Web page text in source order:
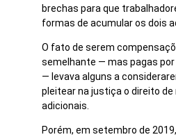
brechas para que
formas de acumular os dois
O fato de serem
semelhante — mas pagas
— levava alguns a
pleitear na justiça o direito de
adicionais.
Porém, em setembro de